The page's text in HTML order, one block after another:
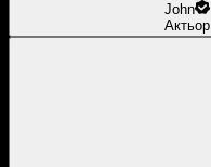
John
Актьор